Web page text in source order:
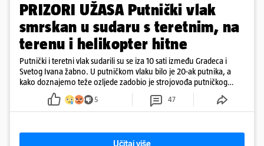
PRIZORI UŽASA Putnički vlak
smrskan u sudaru s teretnim, na
terenu i helikopter hitne
Putnički i teretni vlak sudarili su se iza 10 sati između Gradeca i
Svetog Ivana žabno. U putničkom vlaku bilo je 20-ak putnika, a
kako doznajemo teže ozljede zadobio je strojovođa putničkog
vlaka. Zatvoren je promet, a fotoreporteri Prigorskog objavili su
prve snimke s mjesta sudara
5 47
Učitaj više